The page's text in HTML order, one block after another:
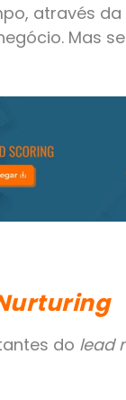
através
Mas
do lead